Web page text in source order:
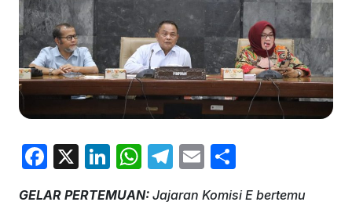
F
X
Li W T
E
GELAR PERTEMUAN: Jajaran Komisi E bertemu